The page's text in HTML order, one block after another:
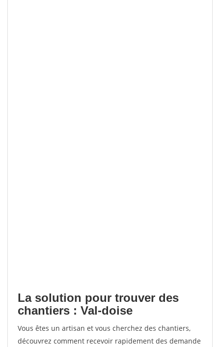
La solution pour trouver des
chantiers : Val-doise
Vous êtes un artisan et vous cherchez des chantiers,
découvrez comment recevoir rapidement des demande